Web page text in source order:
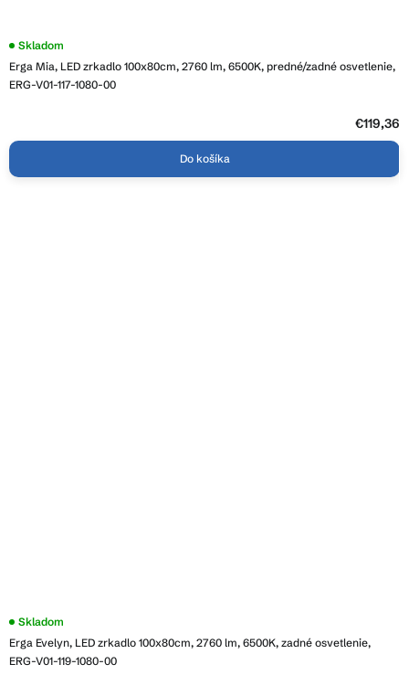
Erga Mia, LED zrkadlo 100x80cm, 2760 lm, 6500K, predné/zadné osvetlenie,
ERG-V01-117-1080-00
Skladom
€119,36
Do košíka
Erga Evelyn, LED zrkadlo 100x80cm, 2760 lm, 6500K, zadné osvetlenie,
ERG-V01-119-1080-00
Skladom